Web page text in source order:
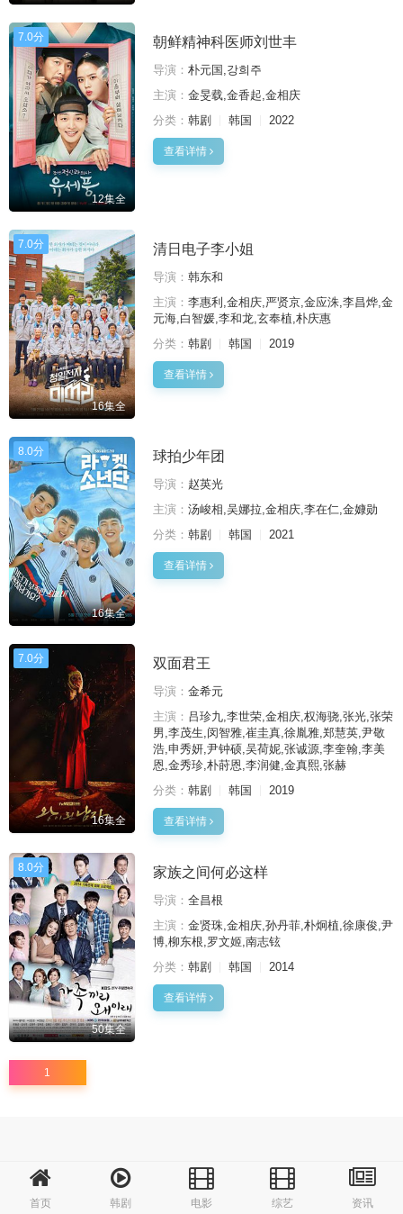
首页 韩剧 电影 综艺 资讯
7.0分
12集全
朝鲜精神科医师刘世丰
导演： 朴元国,강희주
主演： 金旻载,金香起,金相庆
分类： 韩剧 韩国 2022
查看详情
7.0分
16集全
清日电子李小姐
导演： 韩东和
主演： 李惠利,金相庆,严贤京,金应洙,李昌烨,金
元海,白智媛,李和龙,玄奉植,朴庆惠
分类： 韩剧 韩国 2019
查看详情
8.0分
16集全
球拍少年团
导演： 赵英光
主演： 汤峻相,吴娜拉,金相庆,李在仁,金嫝勋
分类： 韩剧 韩国 2021
查看详情
7.0分
16集全
双面君王
导演： 金希元
主演： 吕珍九,李世荣,金相庆,权海骁,张光,张荣
男,李茂生,闵智雅,崔圭真,徐胤雅,郑慧英,尹敬
浩,申秀妍,尹钟硕,吴荷妮,张诚源,李奎翰,李美
恩,金秀珍,朴莳恩,李润健,金真熙,张赫
分类： 韩剧 韩国 2019
查看详情
8.0分
50集全
家族之间何必这样
导演： 全昌根
主演： 金贤珠,金相庆,孙丹菲,朴炯植,徐康俊,尹
博,柳东根,罗文姬,南志铉
分类： 韩剧 韩国 2014
查看详情
1